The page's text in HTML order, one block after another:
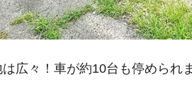
広々！車が約10台も停められま